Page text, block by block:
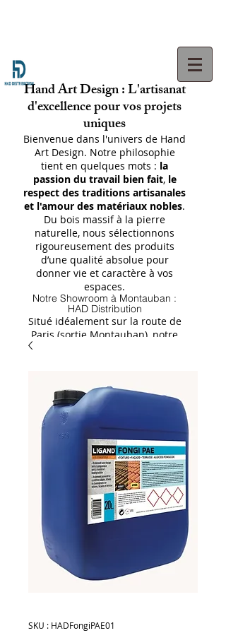
Hand Art Design : L'artisanat
d'excellence pour vos projets
uniques
Bienvenue dans l'univers de Hand
Art Design. Notre philosophie
tient en quelques mots : la
passion du travail bien fait, le
respect des traditions artisanales
et l'amour des matériaux nobles.
Du bois massif à la pierre
naturelle, nous sélectionnons
rigoureusement des produits
d’une qualité absolue pour
donner vie et caractère à vos
espaces.
Notre Showroom à Montauban :
HAD Distribution
Situé idéalement sur la route de
Paris (sortie Montauban), notre
showroom HAD Distribution est
professionnel, venez découvrir
notre large gamme dédiée à
l'aménagement et à la décoration
:
L'excellence pour vos
extérieurs & piscines :
Spécialistes des habillages
extérieurs, nous vous proposons
un large choix de dallages et de
margelles de piscine. Succombez
notamment au charme exotique
du célèbre carreau de Bali,
Solutions céramiques &
carrelages : Découvrez notre
complète de carrelages
SKU : HADFongiPAE01